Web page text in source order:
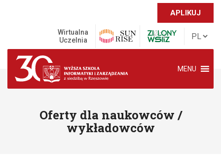
APLIKUJ
Wirtualna
Uczelnia
MENU
Oferty dla naukowców /
wykładowców